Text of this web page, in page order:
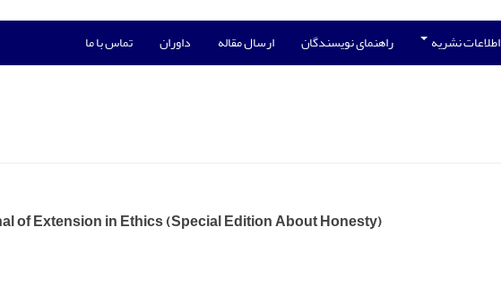
اطلاعات نشریه راهنمای نویسندگان ارسال مقاله داوران تماس با ما
of Extension in Ethics (Special Edition About Honesty)